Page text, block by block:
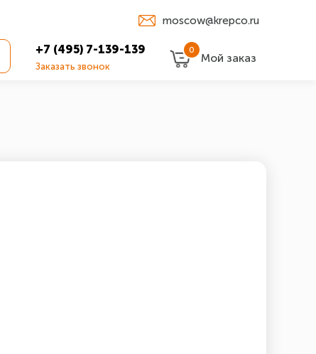
moscow@krepco.ru
+7 (495) 7-139-139
Заказать звонок
0
Мой заказ